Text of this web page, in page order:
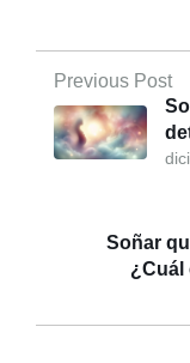
Previous Post
Soñar
¿Cuál